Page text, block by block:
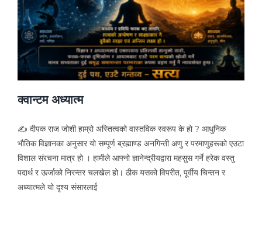
क्वान्टम अध्यात्म
✍ दीपक राज जोशी हाम्रो अस्तित्वको वास्तविक स्वरूप के हो ? आधुनिक
भौतिक विज्ञानका अनुसार यो सम्पूर्ण ब्रह्माण्ड अनगिन्ती अणु र परमाणुहरूको एउटा
विशाल संरचना मात्र हो । हामीले आफ्नो ज्ञानेन्द्रीयद्वारा महसुस गर्ने हरेक वस्तु
पदार्थ र ऊर्जाको निरन्तर चलखेल हो। ठीक यसको विपरीत, पूर्वीय चिन्तन र
अध्यात्मले यो दृश्य संसारलाई